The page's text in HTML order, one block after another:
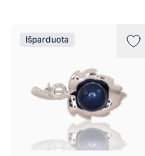
Išparduota